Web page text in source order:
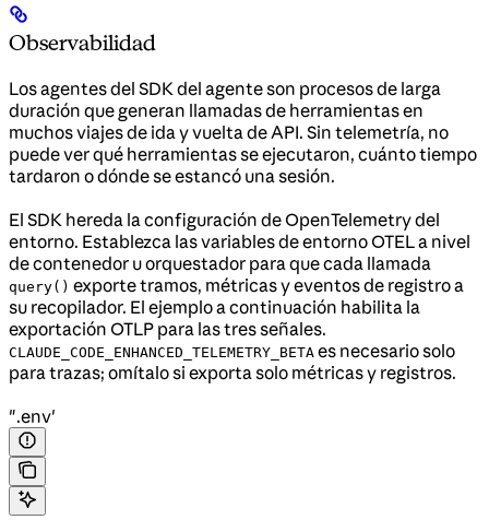
Observabilidad
Los agentes del SDK del agente son procesos de larga
duración que generan llamadas de herramientas en
muchos viajes de ida y vuelta de API. Sin telemetría, no
puede ver qué herramientas se ejecutaron, cuánto tiempo
tardaron o dónde se estancó una sesión.
El SDK hereda la configuración de OpenTelemetry del
entorno. Establezca las variables de entorno OTEL a nivel
de contenedor u orquestador para que cada llamada
query() exporte tramos, métricas y eventos de registro a
su recopilador. El ejemplo a continuación habilita la
exportación OTLP para las tres señales.
CLAUDE_CODE_ENHANCED_TELEMETRY_BETA es necesario solo
para trazas; omítalo si exporta solo métricas y registros.
".env'